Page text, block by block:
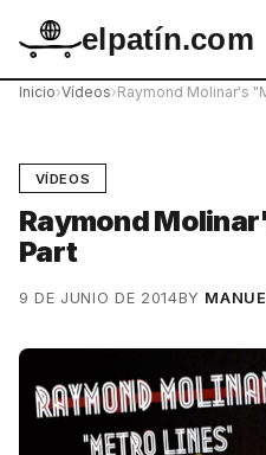
elpatín.com
Inicio›Vídeos›Raymond Molinar's
VÍDEOS
Raymond
Part
9 DE JUNIO DE 2014BY